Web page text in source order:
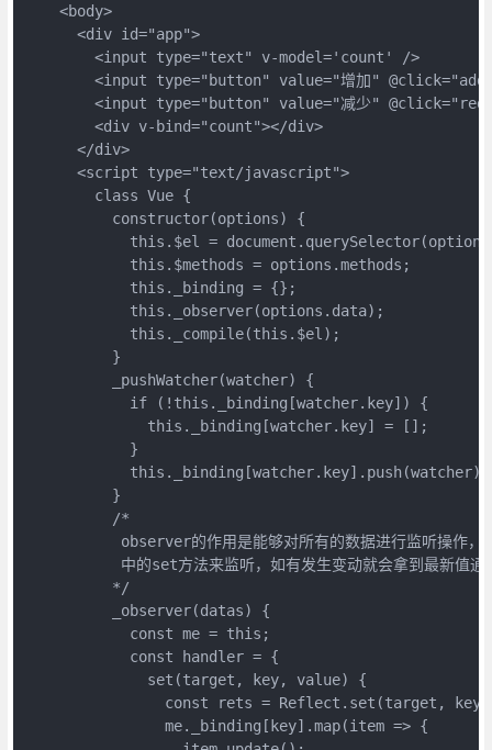
    <body>
      <div id="app">
        <input type="text" v-model='count' />
<input type="button" value="增加"
<input type="button" value="减少"
        <div v-bind="count"></div>
      </div>
      <script type="text/javascript">
        class Vue {
          constructor(options) {
this.$el =
            this.$methods = options.methods;
            this._binding = {};
            this._observer(options.data);
            this._compile(this.$el);
          }
          _pushWatcher(watcher) {
            if (!this._binding[watcher.key]) {
              this._binding[watcher.key] = [];
            }
            this._binding[watcher.key].push(watcher);
          }
          /*
observer的作用是能够对所有的数据进行监听操作，
中的set方法来监听，如有发生变动就会拿到最新值通
          */
          _observer(datas) {
            const me = this;
            const handler = {
              set(target, key, value) {
const rets = Reflect.set(target,
                me._binding[key].map(item => {